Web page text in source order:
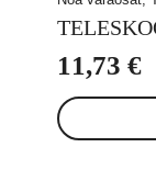
11,73 €